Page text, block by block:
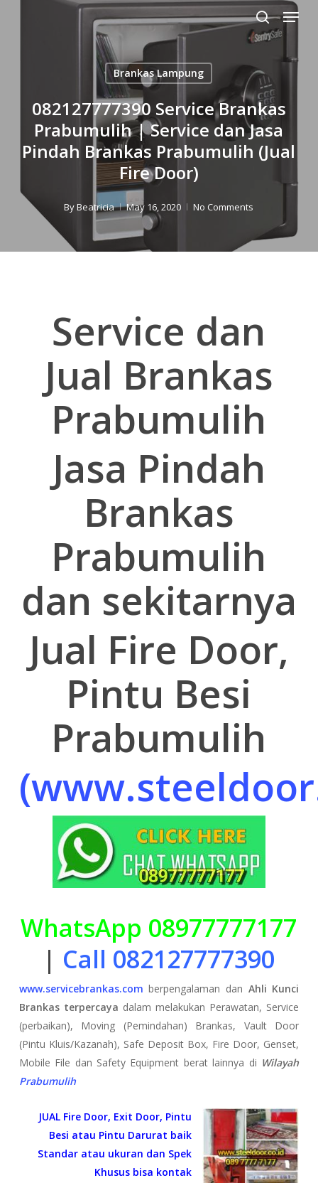
search
Menu
Brankas Lampung
082127777390 Service Brankas
Prabumulih | Service dan Jasa
Pindah Brankas Prabumulih (Jual
Fire Door)
ByBeatricia May 16, 2020 No Comments
Service dan
Jual Brankas
Prabumulih
Jasa Pindah
Brankas
Prabumulih
dan sekitarnya
Jual Fire Door,
Pintu Besi
Prabumulih
WhatsApp 08977777177
| Call 082127777390
www.servicebrankas.com berpengalaman dan Ahli Kunci
Brankas terpercaya dalam melakukan Perawatan, Service
(perbaikan), Moving (Pemindahan) Brankas, Vault Door
(Pintu Kluis/Kazanah), Safe Deposit Box, Fire Door, Genset,
Mobile File dan Safety Equipment berat lainnya di Wilayah
Prabumulih
JUAL Fire Door, Exit Door, Pintu
Besi atau Pintu Darurat baik
Standar atau ukuran dan Spek
Khusus bisa kontak
Menu